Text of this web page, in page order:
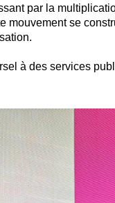
par la
mouvement se
à des services